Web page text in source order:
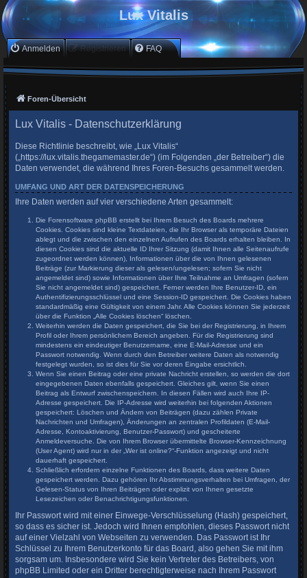
Lux Vitalis
Anmelden Registrieren FAQ
Foren-Übersicht
Lux Vitalis - Datenschutzerklärung
Diese Richtlinie beschreibt, wie „Lux Vitalis“
(„https://lux.vitalis.thegamemaster.de“) (im Folgenden „der Betreiber“) die
Daten verwendet, die während Ihres Foren-Besuchs gesammelt werden.
UMFANG UND ART DER DATENSPEICHERUNG
Ihre Daten werden auf vier verschiedene Arten gesammelt:
Die Forensoftware phpBB erstellt bei Ihrem Besuch des Boards mehrere
Cookies. Cookies sind kleine Textdateien, die Ihr Browser als temporäre Dateien
ablegt und die zwischen den einzelnen Aufrufen des Boards erhalten bleiben. In
diesen Cookies sind die aktuelle ID Ihrer Sitzung (damit Ihnen alle Seitenaufrufe
zugeordnet werden können), Informationen über die von Ihnen gelesenen
Beiträge (zur Markierung dieser als gelesen/ungelesen; sofern Sie nicht
angemeldet sind) sowie Informationen über Ihre Teilnahme an Umfragen (sofern
Sie nicht angemeldet sind) gespeichert. Ferner werden Ihre Benutzer-ID, ein
Authentifizierungsschlüssel und eine Session-ID gespeichert. Die Cookies haben
standardmäßig eine Gültigkeit von einem Jahr. Alle Cookies können Sie jederzeit
über die Funktion „Alle Cookies löschen“ löschen.
Weiterhin werden die Daten gespeichert, die Sie bei der Registrierung, in Ihrem
Profil oder Ihrem persönlichem Bereich angeben. Für die Registrierung sind
mindestens ein eindeutiger Benutzername, eine E-Mail-Adresse und ein
Passwort notwendig. Wenn durch den Betreiber weitere Daten als notwendig
festgelegt wurden, so ist dies für Sie vor deren Eingabe ersichtlich.
Wenn Sie einen Beitrag oder eine private Nachricht erstellen, so werden die dort
eingegebenen Daten ebenfalls gespeichert. Gleiches gilt, wenn Sie einen
Beitrag als Entwurf zwischenspeichern. In diesen Fällen wird auch Ihre IP-
Adresse gespeichert. Die IP-Adresse wird weiterhin bei folgenden Aktionen
gespeichert: Löschen und Ändern von Beiträgen (dazu zählen Private
Nachrichten und Umfragen), Änderungen an zentralen Profildaten (E-Mail-
Adresse, Kontoaktivierung, Benutzer-Passwort) und gescheiterte
Anmeldeversuche. Die von Ihrem Browser übermittelte Browser-Kennzeichnung
(User Agent) wird nur in der „Wer ist online?“-Funktion angezeigt und nicht
dauerhaft gespeichert.
Schließlich erfordern einzelne Funktionen des Boards, dass weitere Daten
gespeichert werden. Dazu gehören Ihr Abstimmungsverhalten bei Umfragen, der
Gelesen-Status von Ihren Beiträgen oder explizit von Ihnen gesetzte
Lesezeichen oder Benachrichtigungsfunktionen.
Ihr Passwort wird mit einer Einwege-Verschlüsselung (Hash) gespeichert,
so dass es sicher ist. Jedoch wird Ihnen empfohlen, dieses Passwort nicht
auf einer Vielzahl von Webseiten zu verwenden. Das Passwort ist Ihr
Schlüssel zu Ihrem Benutzerkonto für das Board, also gehen Sie mit ihm
sorgsam um. Insbesondere wird Sie kein Vertreter des Betreibers, von
phpBB Limited oder ein Dritter berechtigterweise nach Ihrem Passwort